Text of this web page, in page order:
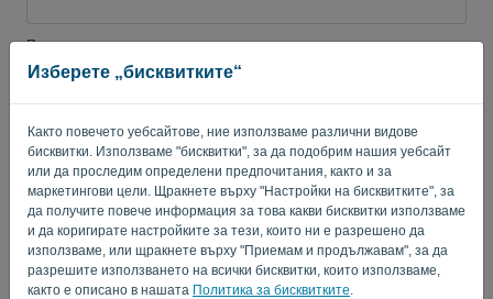
Изберете „бисквитките“
Както повечето уебсайтове, ние използваме различни видове
бисквитки. Използваме "бисквитки", за да подобрим нашия уебсайт
или да проследим определени предпочитания, както и за
маркетингови цели. Щракнете върху "Настройки на бисквитките", за
да получите повече информация за това какви бисквитки използваме
и да коригирате настройките за тези, които ни е разрешено да
използваме, или щракнете върху "Приемам и продължавам", за да
разрешите използването на всички бисквитки, които използваме,
както е описано в нашата Политика за бисквитките
Парола
Запомни ме Забравена парола?
ВЛИЗАНЕ